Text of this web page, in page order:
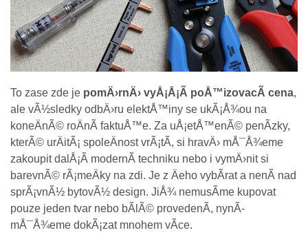
To zase zde je pomÄ›rnÄ› vyÅ¡Å¡Ã­ poÅ™izovacÃ­ cena,
ale vÃ½sledky odbÄ›ru elektÅ™iny se ukÃ¡Å¾ou na
koneÄnÃ© roÄnÃ­ faktuÅ™e. Za uÅ¡etÅ™enÃ© penÃ­zky,
kterÃ© urÄitÃ¡ spoleÄnost vrÃ¡tÃ­, si hravÄ› mÅ¯Å¾eme
zakoupit dalÅ¡Ã­ modernÃ­ techniku nebo i vymÄ›nit si
barevnÃ© rÃ¡meÄky na zdi. Je z Äeho vybÃ­rat a nenÃ­ nad
sprÃ¡vnÃ½ bytovÃ½ design. JiÅ¾ nemusÃ­me kupovat
pouze jeden tvar nebo bÃ­lÃ© provedenÃ­, nynÃ­
mÅ¯Å¾eme dokÃ¡zat mnohem vÃ­ce.